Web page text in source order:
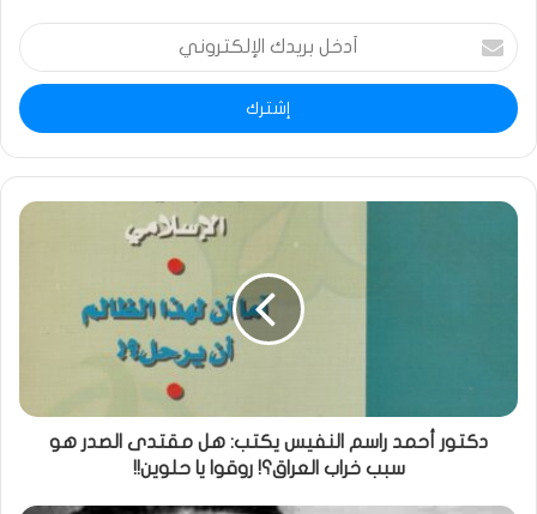
أدخل
بريدك
الإلكتروني
دكتور أحمد راسم النفيس يكتب: هل مقتدى الصدر هو
سبب خراب العراق؟! روقوا يا حلوين!!